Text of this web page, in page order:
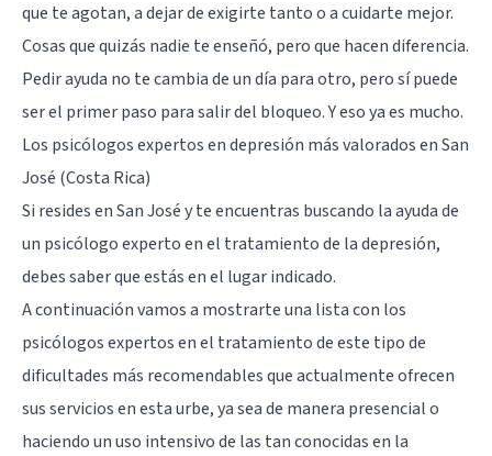
que te agotan, a dejar de exigirte tanto o a cuidarte mejor.
Cosas que quizás nadie te enseñó, pero que hacen diferencia.
Pedir ayuda no te cambia de un día para otro, pero sí puede
ser el primer paso para salir del bloqueo. Y eso ya es mucho.
Los psicólogos expertos en depresión más valorados en San
José (Costa Rica)
Si resides enSan Joséy te encuentras buscando la ayuda de
un psicólogo experto en el tratamiento de la depresión,
debes saber que estás en el lugar indicado.
A continuación vamos a mostrarte una lista con los
psicólogos expertos en el tratamiento de este tipo de
dificultades más recomendables que actualmente ofrecen
sus servicios en esta urbe, ya sea de manera presencial o
haciendo un uso intensivo de las tan conocidas en la